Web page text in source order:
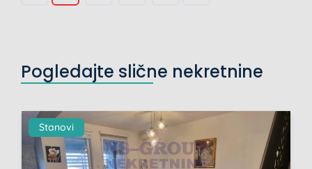
Pogledajte slične nekretnine
Stanovi